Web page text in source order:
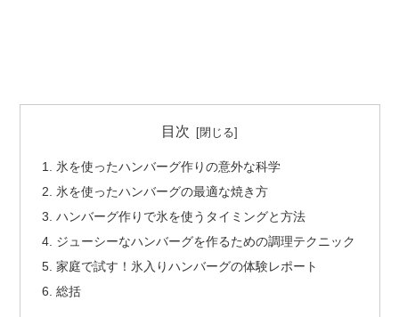
目次
氷を使ったハンバーグ作りの意外な科学
氷を使ったハンバーグの最適な焼き方
ハンバーグ作りで氷を使うタイミングと方法
ジューシーなハンバーグを作るための調理テクニック
家庭で試す！氷入りハンバーグの体験レポート
総括